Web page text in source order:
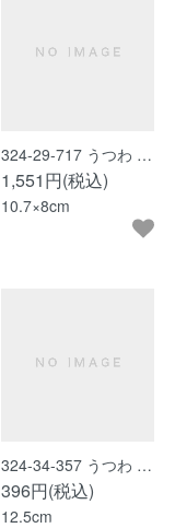
324-29-717 うつわ …
1,551円(税込)
10.7×8cm
324-34-357 うつわ …
396円(税込)
12.5cm